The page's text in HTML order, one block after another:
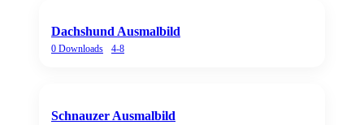
Dachshund Ausmalbild
0 Downloads 4-8
Schnauzer Ausmalbild